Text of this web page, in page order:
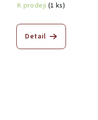
K prodeji (1 ks)
Detail